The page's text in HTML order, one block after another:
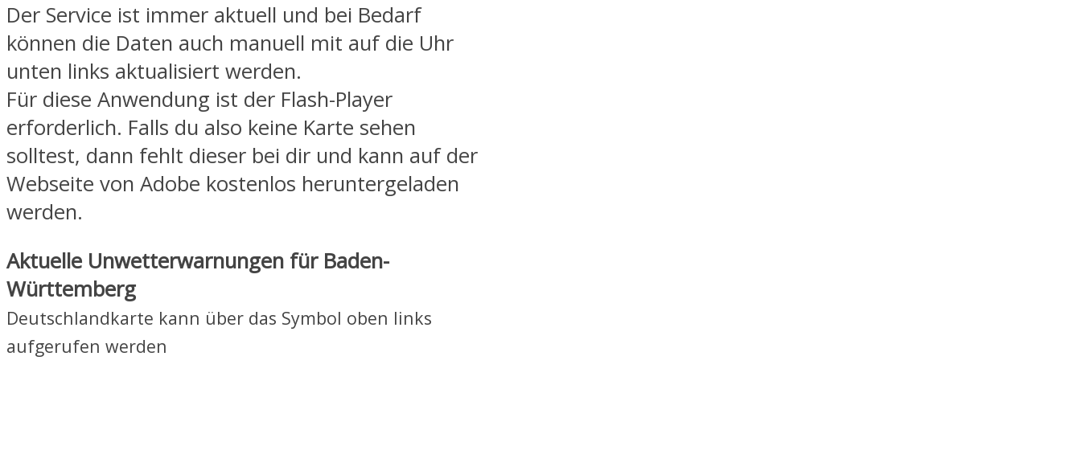
Der Service ist immer aktuell und bei Bedarf
können die Daten auch manuell mit auf die Uhr
unten links aktualisiert werden.
Für diese Anwendung ist der Flash-Player
erforderlich. Falls du also keine Karte sehen
solltest, dann fehlt dieser bei dir und kann auf der
Webseite von Adobe kostenlos heruntergeladen
werden.
Aktuelle Unwetterwarnungen für Baden-
Württemberg
Deutschlandkarte kann über das Symbol oben links
aufgerufen werden